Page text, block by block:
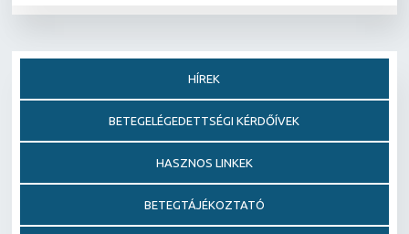
HÍREK
BETEGELÉGEDETTSÉGI KÉRDŐÍVEK
HASZNOS LINKEK
BETEGTÁJÉKOZTATÓ